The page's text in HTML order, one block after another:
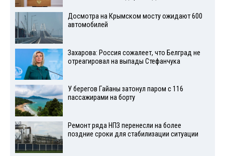
Досмотра на Крымском мосту ожидают 600
автомобилей
Захарова: Россия сожалеет, что Белград не
отреагировал на выпады Стефанчука
У берегов Гайаны затонул паром с 116
пассажирами на борту
Ремонт ряда НПЗ перенесли на более
поздние сроки для стабилизации ситуации